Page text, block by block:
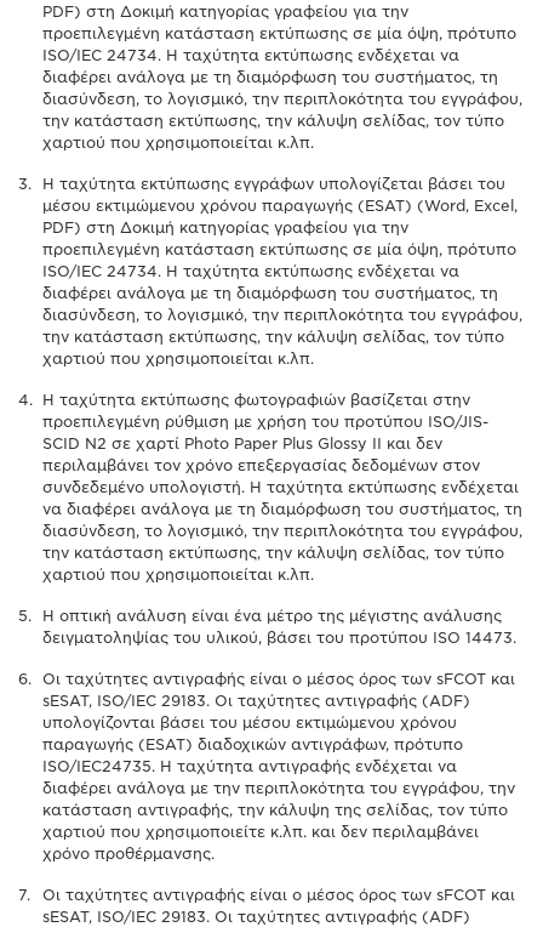
PDF) στη Δοκιμή κατηγορίας γραφείου για την
προεπιλεγμένη κατάσταση εκτύπωσης σε μία όψη, πρότυπο
ISO/IEC 24734. Η ταχύτητα εκτύπωσης ενδέχεται να
διαφέρει ανάλογα με τη διαμόρφωση του συστήματος, τη
διασύνδεση, το λογισμικό, την περιπλοκότητα του εγγράφου,
την κατάσταση εκτύπωσης, την κάλυψη σελίδας, τον τύπο
χαρτιού που χρησιμοποιείται κ.λπ.
Η ταχύτητα εκτύπωσης εγγράφων υπολογίζεται βάσει του
μέσου εκτιμώμενου χρόνου παραγωγής (ESAT) (Word, Excel,
PDF) στη Δοκιμή κατηγορίας γραφείου για την
προεπιλεγμένη κατάσταση εκτύπωσης σε μία όψη, πρότυπο
ISO/IEC 24734. Η ταχύτητα εκτύπωσης ενδέχεται να
διαφέρει ανάλογα με τη διαμόρφωση του συστήματος, τη
διασύνδεση, το λογισμικό, την περιπλοκότητα του εγγράφου,
την κατάσταση εκτύπωσης, την κάλυψη σελίδας, τον τύπο
χαρτιού που χρησιμοποιείται κ.λπ.
Η ταχύτητα εκτύπωσης φωτογραφιών βασίζεται στην
προεπιλεγμένη ρύθμιση με χρήση του προτύπου ISO/JIS-
SCID N2 σε χαρτί Photo Paper Plus Glossy II και δεν
περιλαμβάνει τον χρόνο επεξεργασίας δεδομένων στον
συνδεδεμένο υπολογιστή. Η ταχύτητα εκτύπωσης ενδέχεται
να διαφέρει ανάλογα με τη διαμόρφωση του συστήματος, τη
διασύνδεση, το λογισμικό, την περιπλοκότητα του εγγράφου,
την κατάσταση εκτύπωσης, την κάλυψη σελίδας, τον τύπο
χαρτιού που χρησιμοποιείται κ.λπ.
Η οπτική ανάλυση είναι ένα μέτρο της μέγιστης ανάλυσης
δειγματοληψίας του υλικού, βάσει του προτύπου ISO 14473.
Οι ταχύτητες αντιγραφής είναι ο μέσος όρος των sFCOT και
sESAT, ISO/IEC 29183. Οι ταχύτητες αντιγραφής (ADF)
υπολογίζονται βάσει του μέσου εκτιμώμενου χρόνου
παραγωγής (ESAT) διαδοχικών αντιγράφων, πρότυπο
ISO/IEC24735. Η ταχύτητα αντιγραφής ενδέχεται να
διαφέρει ανάλογα με την περιπλοκότητα του εγγράφου, την
κατάσταση αντιγραφής, την κάλυψη της σελίδας, τον τύπο
χαρτιού που χρησιμοποιείτε κ.λπ. και δεν περιλαμβάνει
χρόνο προθέρμανσης.
Οι ταχύτητες αντιγραφής είναι ο μέσος όρος των sFCOT και
sESAT, ISO/IEC 29183. Οι ταχύτητες αντιγραφής (ADF)